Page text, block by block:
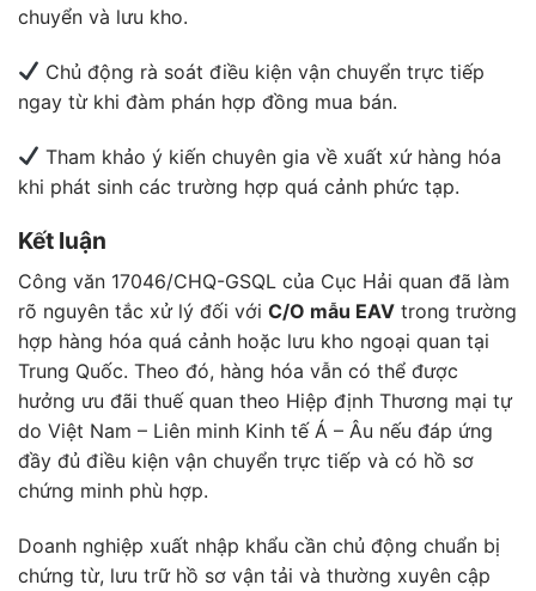
chuyển và lưu kho.
Chủ động rà soát điều kiện vận chuyển trực tiếp
ngay từ khi đàm phán hợp đồng mua bán.
Tham khảo ý kiến chuyên gia về xuất xứ hàng hóa
khi phát sinh các trường hợp quá cảnh phức tạp.
Kết luận
Công văn 17046/CHQ-GSQL của Cục Hải quan đã làm
rõ nguyên tắc xử lý đối với C/O mẫu EAV trong trường
hợp hàng hóa quá cảnh hoặc lưu kho ngoại quan tại
Trung Quốc. Theo đó, hàng hóa vẫn có thể được
hưởng ưu đãi thuế quan theo Hiệp định Thương mại tự
do Việt Nam – Liên minh Kinh tế Á – Âu nếu đáp ứng
đầy đủ điều kiện vận chuyển trực tiếp và có hồ sơ
chứng minh phù hợp.
Doanh nghiệp xuất nhập khẩu cần chủ động chuẩn bị
chứng từ, lưu trữ hồ sơ vận tải và thường xuyên cập